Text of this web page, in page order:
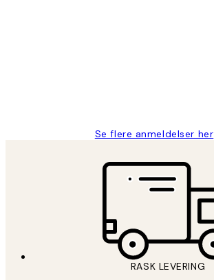
Se flere anmeldelser her
RASK LEVERING